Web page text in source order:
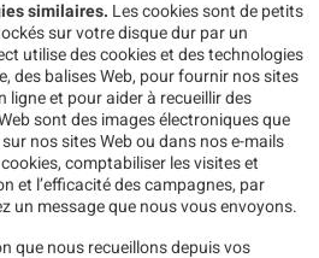
similaires. Les cookies sont de petits
sur votre disque dur par un
utilise des cookies et des technologies
des balises Web, pour fournir nos sites
ligne et pour aider à recueillir des
sont des images électroniques que
nos sites Web ou dans nos e-mails
comptabiliser les visites et
et l’efficacité des campagnes, par
un message que nous vous envoyons.
que nous recueillons depuis vos